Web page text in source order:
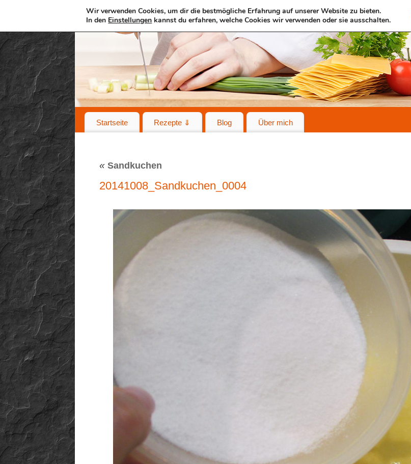
Startseite Rezepte ⇓ Blog Über mich
« Sandkuchen
20141008_Sandkuchen_0004
Wir verwenden Cookies, um dir die bestmögliche Erfahrung auf unserer Website zu bieten.
In den Einstellungen kannst du erfahren, welche Cookies wir verwenden oder sie ausschalten.